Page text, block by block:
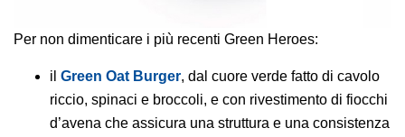
Per non dimenticare i più recenti Green Heroes:
il Green Oat Burger, dal cuore verde fatto di cavolo
riccio, spinaci e broccoli, e con rivestimento di fiocchi
d’avena che assicura una struttura e una consistenza